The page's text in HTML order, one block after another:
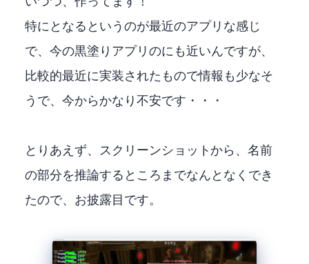
特にUIとなるWinUI3というのが最近のWindowsアプリな感じ
で、今の黒塗りアプリのUIにも近いんですが、
比較的最近に実装されたもので情報も少なそ
うで、今からかなり不安です・・・
とりあえず、スクリーンショット © SQUARE ENIX から、名前
の部分を推論するところまでなんとなくでき
たので、お披露目です。